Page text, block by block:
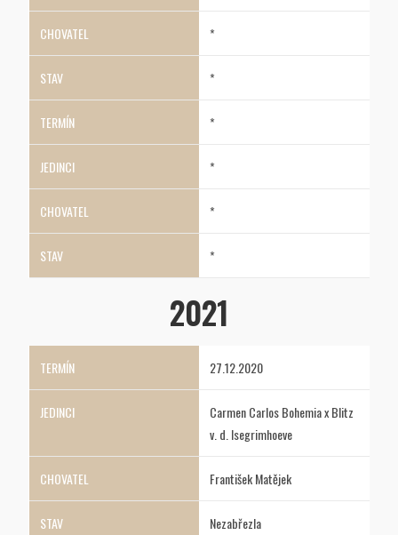
*
*
*
*
*
*
2021
27.12.2020
Carmen Carlos Bohemia x Blitz
v. d. Isegrimhoeve
František Matějek
Nezabřezla